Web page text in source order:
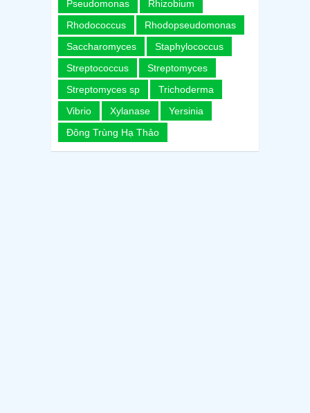
Pseudomonas
Rhizobium
Rhodococcus
Rhodopseudomonas
Saccharomyces
Staphylococcus
Streptococcus
Streptomyces
Streptomyces sp
Trichoderma
Vibrio
Xylanase
Yersinia
Đông Trùng Hạ Thảo